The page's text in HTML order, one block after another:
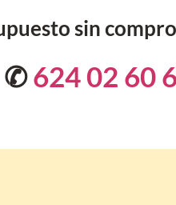
sin
✆624 02 60